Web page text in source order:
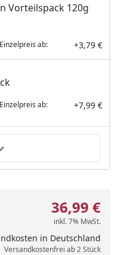
Vorteilspack 120g
Einzelpreis ab: +3,79 €
Einzelpreis ab: +7,99 €
36,99 €
inkl. 7% MwSt.
in Deutschland
Versandkostenfrei ab 2 Stück